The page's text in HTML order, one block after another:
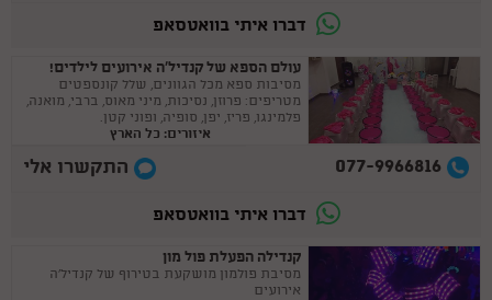
דברו איתי בוואטסאפ
עולם הספא של קנדיל'ה אירועים לילדים!
מסיבות ספא מכל הגוונים, שלל קונספטים
מטריפים: פרוזן, נסיכות, מיני מאוס, ברבי, מואנה,
פלמינגו, פריז, יפן, סופיה, ופוני קטן.
איזורים: כל הארץ
077-9966816 התקשרו אלי
דברו איתי בוואטסאפ
קנדילה הפעלת פול מון
מסיבת פולמון מושקעת בטירוף של קנדיל'ה
אירועים